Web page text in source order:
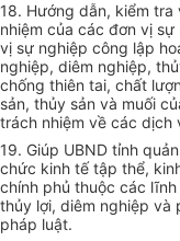
18. Hướng dẫn, kiểm
nhiệm của các đơn vị
vị sự nghiệp công lập
nghiệp, diêm nghiệp,
chống thiên tai, chất
sản, thủy sản và muối
trách nhiệm về các dịch
19. Giúp UBND tỉnh
chức kinh tế tập thể,
chính phủ thuộc các
thủy lợi, diêm nghiệp và
pháp luật.